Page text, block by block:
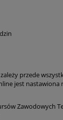
przede
jest nastawiona
Zawodowych